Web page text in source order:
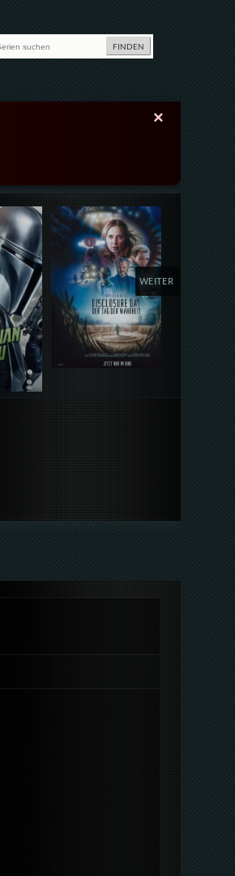
×
Details,Play
WEITER